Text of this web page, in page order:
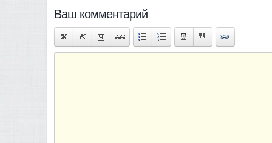
Ваш комментарий